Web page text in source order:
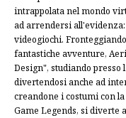
intrappolata nel mondo
ad arrendersi
videogiochi.
fantastiche avventure,
Design", studiando presso
divertendosi anche ad
creandone i costumi con
Game Legends, si diverte